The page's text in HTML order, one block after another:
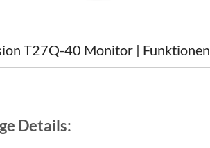
T27Q-40 Monitor | Funktionen
Details: